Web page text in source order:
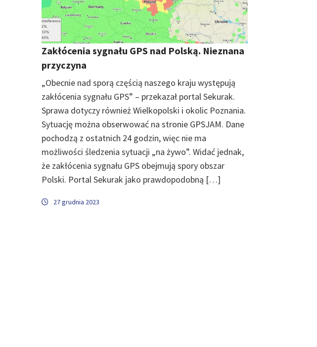
Zakłócenia sygnału GPS nad Polską. Nieznana
przyczyna
„Obecnie nad sporą częścią naszego kraju występują
zakłócenia sygnału GPS” – przekazał portal Sekurak.
Sprawa dotyczy również Wielkopolski i okolic Poznania.
Sytuację można obserwować na stronie GPSJAM. Dane
pochodzą z ostatnich 24 godzin, więc nie ma
możliwości śledzenia sytuacji „na żywo”. Widać jednak,
że zakłócenia sygnału GPS obejmują spory obszar
Polski. Portal Sekurak jako prawdopodobną […]
27 grudnia 2023